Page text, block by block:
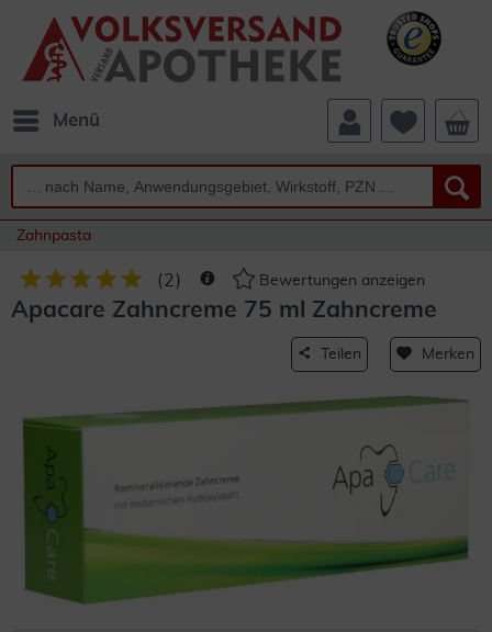
Menü
Zahnpasta
(2 ) Bewertungen anzeigen
Apacare Zahncreme 75 ml Zahncreme
Teilen Merken